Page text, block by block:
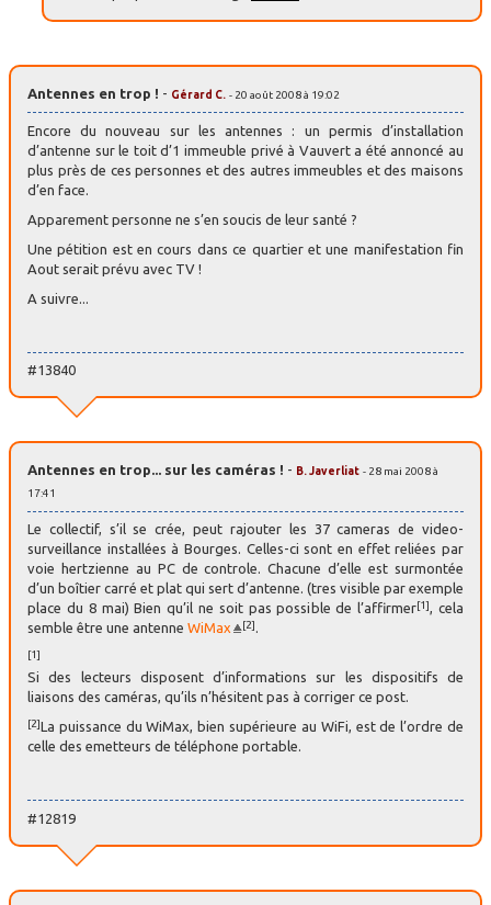
Antennes en trop ! - Gérard C. - 20 août 2008 à 19:02
Encore du nouveau sur les antennes : un permis d’installation
d’antenne sur le toit d’1 immeuble privé à Vauvert a été annoncé au
plus près de ces personnes et des autres immeubles et des maisons
d’en face.
Apparement personne ne s’en soucis de leur santé ?
Une pétition est en cours dans ce quartier et une manifestation fin
Aout serait prévu avec TV !
A suivre...
#13840
Antennes en trop... sur les caméras ! - B. Javerliat - 28 mai 2008 à
17:41
Le collectif, s’il se crée, peut rajouter les 37 cameras de video-
surveillance installées à Bourges. Celles-ci sont en effet reliées par
voie hertzienne au PC de controle. Chacune d’elle est surmontée
d’un boîtier carré et plat qui sert d’antenne. (tres visible par exemple
place du 8 mai) Bien qu’il ne soit pas possible de l’affirmer[1], cela
semble être une antenne WiMax [2].
[1]
Si des lecteurs disposent d’informations sur les dispositifs de
liaisons des caméras, qu’ils n’hésitent pas à corriger ce post.
[2]La puissance du WiMax, bien supérieure au WiFi, est de l’ordre de
celle des emetteurs de téléphone portable.
#12819